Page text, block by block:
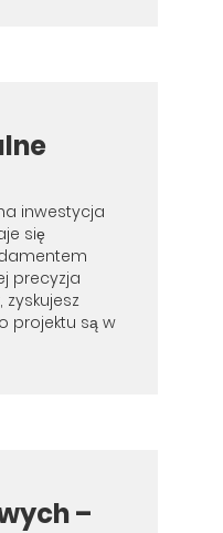
inwestycja
się
precyzja
projektu są w
–